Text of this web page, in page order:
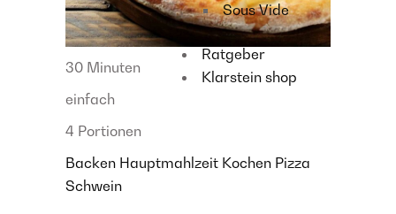
Sous Vide
Ratgeber
Klarstein shop
30 Minuten
einfach
4 Portionen
Backen Hauptmahlzeit Kochen Pizza
Schwein